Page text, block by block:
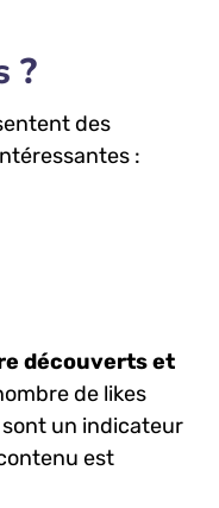
?
des
:
découverts et‍
de likes
sont ⁣un‍ indicateur
est